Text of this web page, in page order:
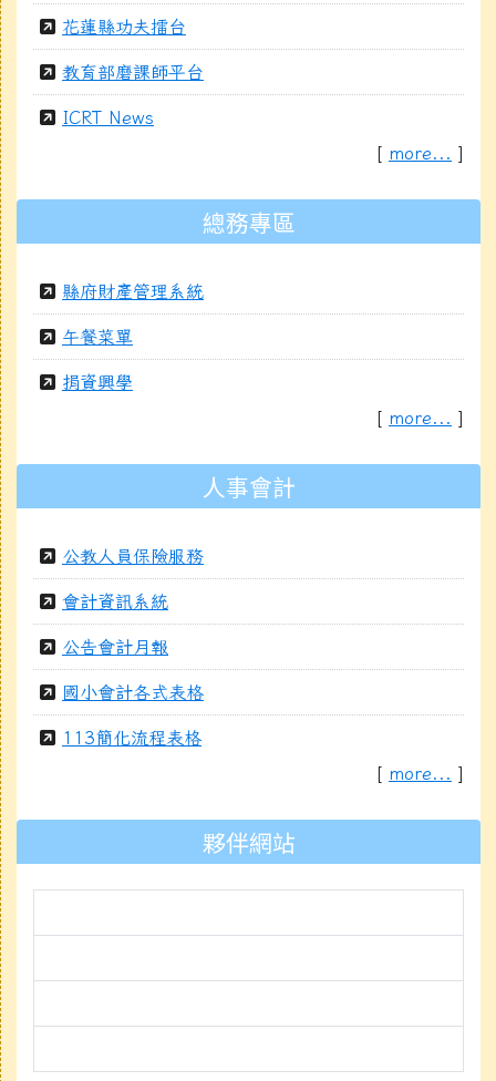
花蓮縣功夫擂台
教育部磨課師平台
ICRT News
[ more... ]
總務專區
縣府財產管理系統
午餐菜單
捐資興學
[ more... ]
人事會計
公教人員保險服務
會計資訊系統
公告會計月報
國小會計各式表格
113簡化流程表格
[ more... ]
夥伴網站